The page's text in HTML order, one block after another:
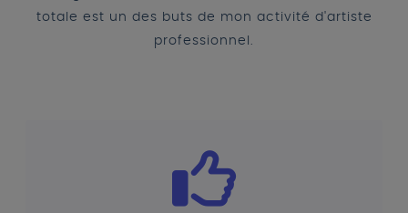
totale est un des buts de mon activité d'artiste
professionnel.